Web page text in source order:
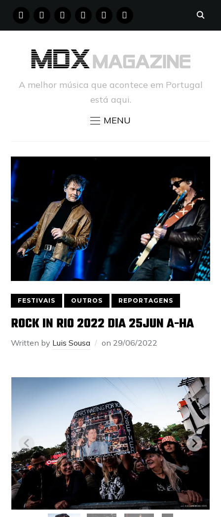
FACEBOOKINSTAGRAM
YOUTUBE PINTERESTTUMBLR
A melhor música que acontece em Portugal
está aqui.
MENU
FESTIVAIS OUTROS REPORTAGENS
ROCK IN RIO 2022 DIA 25JUN A-HA
Written by Luis Sousa on 29/06/2022